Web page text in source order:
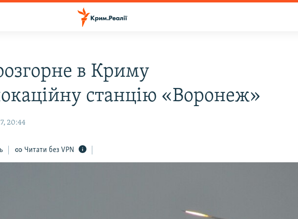
в Криму
станцію «Воронеж»
20:44
Читати без VPN